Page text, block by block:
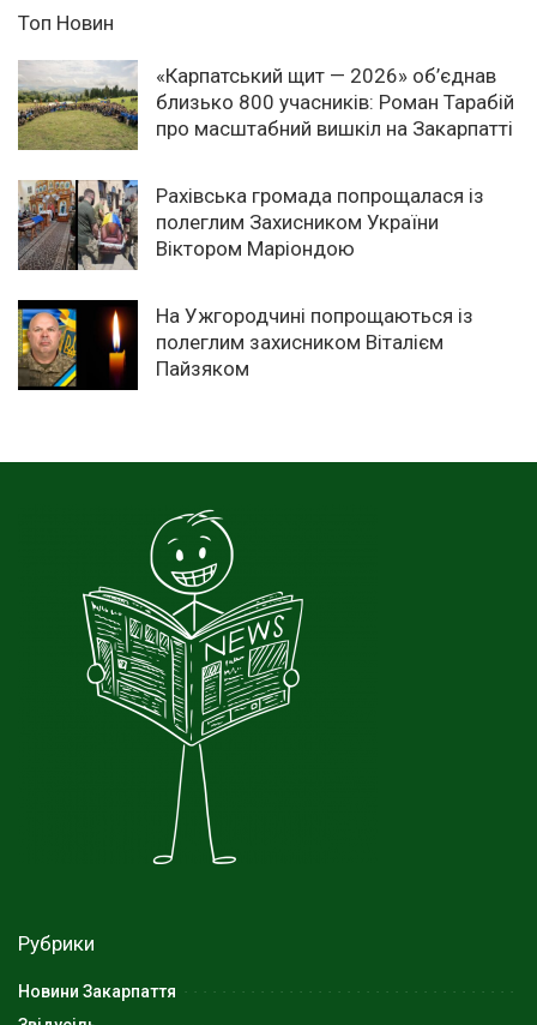
Топ Новин
«Карпатський щит — 2026» об’єднав
близько 800 учасників: Роман Тарабій
про масштабний вишкіл на Закарпатті
Рахівська громада попрощалася із
полеглим Захисником України
Віктором Маріондою
На Ужгородчині попрощаються із
полеглим захисником Віталієм
Пайзяком
Рубрики
Новини Закарпаття